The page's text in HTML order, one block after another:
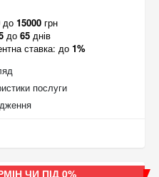
до 15000 грн
до 65днів
ставка: до 1%
послуги
ЧИ ПІД 0%